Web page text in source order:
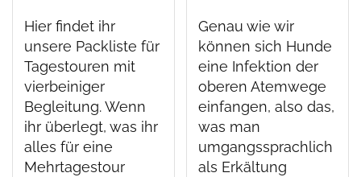
Hier findet ihr
unsere Packliste für
Tagestouren mit
vierbeiniger
Begleitung. Wenn
ihr überlegt, was ihr
alles für eine
Mehrtagestour
Genau wie wir
können sich Hunde
eine Infektion der
oberen Atemwege
einfangen, also das,
was man
umgangssprachlich
als Erkältung